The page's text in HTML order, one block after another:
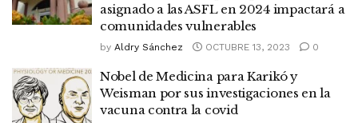
asignado a las ASFL en 2024 impactará a
comunidades vulnerables
by Aldry Sánchez OCTUBRE 13, 2023 0
Nobel de Medicina para Karikó y
Weisman por sus investigaciones en la
vacuna contra la covid